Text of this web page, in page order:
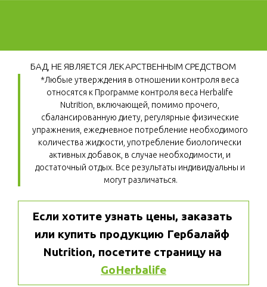
БАД, НЕ ЯВЛЯЕТСЯ ЛЕКАРСТВЕННЫМ СРЕДСТВОМ
*Любые утверждения в отношении контроля веса
относятся к Программе контроля веса Herbalife
Nutrition, включающей, помимо прочего,
сбалансированную диету, регулярные физические
упражнения, ежедневное потребление необходимого
количества жидкости, употребление биологически
активных добавок, в случае необходимости, и
достаточный отдых. Все результаты индивидуальны и
могут различаться.
Если хотите узнать цены, заказать
или купить продукцию Гербалайф
GoHerbalife